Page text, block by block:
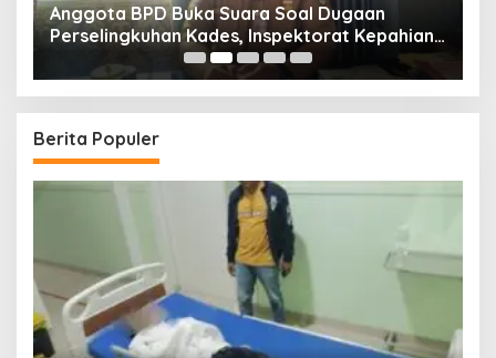
Anggota BPD Buka Suara Soal Dugaan
Perselingkuhan Kades, Inspektorat Kepahiang
Pastikan Akan Panggil Kades Suro Muncar
Berita Populer